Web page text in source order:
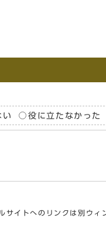
い 役に立たなかった
サイトへのリンクは別ウィ